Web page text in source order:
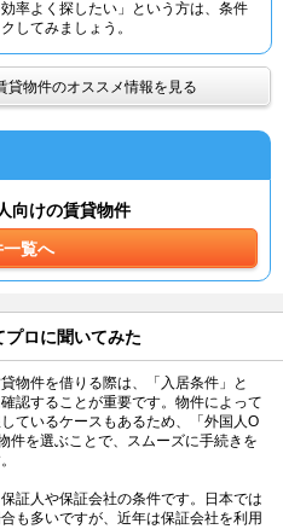
率よく探したい」という方は、条件
してみましょう。
貸物件のオススメ情報を見る
向けの賃貸物件
一覧へ
ロに聞いてみた
物件を借りる際は、「入居条件」と
確認することが重要です。物件によって
ているケースもあるため、「外国人O
件を選ぶことで、スムーズに手続きを
証人や保証会社の条件です。日本では
も多いですが、近年は保証会社を利用